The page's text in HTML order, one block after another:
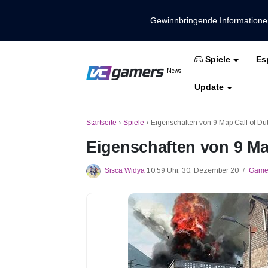
Gewinnbringende
VCGamers-
News
Holen Sie sich die neuesten
Spiele
Update
Freies Feuer
Startseite › Spiele › Eigenschaften von 9 Map Call of
Eigenschaften von 9
Sisca Widya 10:59 Uhr, 30. Dezember 20 /